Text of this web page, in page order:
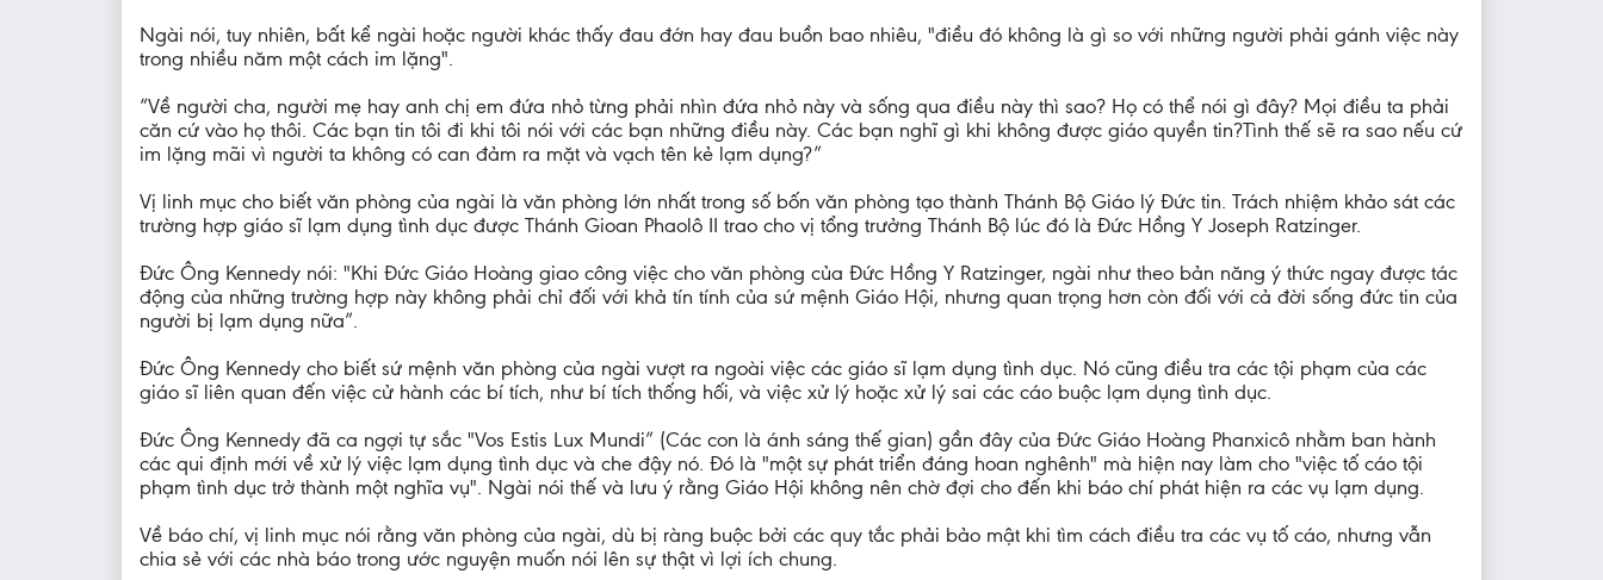
Ngài nói, tuy nhiên, bất kể ngài hoặc người khác thấy đau đớn hay đau buồn bao nhiêu, "điều đó không là gì so với những người phải gánh việc này
trong nhiều năm một cách im lặng".
“Về người cha, người mẹ hay anh chị em đứa nhỏ từng phải nhìn đứa nhỏ này và sống qua điều này thì sao? Họ có thể nói gì đây? Mọi điều ta phải
căn cứ vào họ thôi. Các bạn tin tôi đi khi tôi nói với các bạn những điều này. Các bạn nghĩ gì khi không được giáo quyền tin?Tình thế sẽ ra sao nếu cứ
im lặng mãi vì người ta không có can đảm ra mặt và vạch tên kẻ lạm dụng?”
Vị linh mục cho biết văn phòng của ngài là văn phòng lớn nhất trong số bốn văn phòng tạo thành Thánh Bộ Giáo lý Đức tin. Trách nhiệm khảo sát các
trường hợp giáo sĩ lạm dụng tình dục được Thánh Gioan Phaolô II trao cho vị tổng trưởng Thánh Bộ lúc đó là Đức Hồng Y Joseph Ratzinger.
Đức Ông Kennedy nói: "Khi Đức Giáo Hoàng giao công việc cho văn phòng của Đức Hồng Y Ratzinger, ngài như theo bản năng ý thức ngay được tác
động của những trường hợp này không phải chỉ đối với khả tín tính của sứ mệnh Giáo Hội, nhưng quan trọng hơn còn đối với cả đời sống đức tin của
người bị lạm dụng nữa”.
Đức Ông Kennedy cho biết sứ mệnh văn phòng của ngài vượt ra ngoài việc các giáo sĩ lạm dụng tình dục. Nó cũng điều tra các tội phạm của các
giáo sĩ liên quan đến việc cử hành các bí tích, như bí tích thống hối, và việc xử lý hoặc xử lý sai các cáo buộc lạm dụng tình dục.
Đức Ông Kennedy đã ca ngợi tự sắc "Vos Estis Lux Mundi” (Các con là ánh sáng thế gian) gần đây của Đức Giáo Hoàng Phanxicô nhằm ban hành
các qui định mới về xử lý việc lạm dụng tình dục và che đậy nó. Đó là "một sự phát triển đáng hoan nghênh" mà hiện nay làm cho "việc tố cáo tội
phạm tình dục trở thành một nghĩa vụ". Ngài nói thế và lưu ý rằng Giáo Hội không nên chờ đợi cho đến khi báo chí phát hiện ra các vụ lạm dụng.
Về báo chí, vị linh mục nói rằng văn phòng của ngài, dù bị ràng buộc bởi các quy tắc phải bảo mật khi tìm cách điều tra các vụ tố cáo, nhưng vẫn
chia sẻ với các nhà báo trong ước nguyện muốn nói lên sự thật vì lợi ích chung.